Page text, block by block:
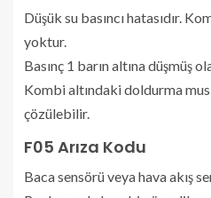
Düşük su basıncı hatasıdır.
yoktur.
Basınç 1 barın altına düşmüş
Kombi altındaki doldurma
çözülebilir.
F05 Arıza Kodu
Baca sensörü veya hava akış